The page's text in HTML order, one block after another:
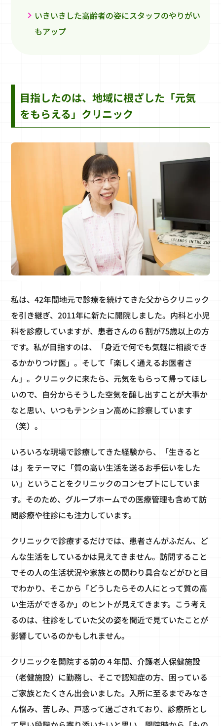
いきいきした高齢者の姿にスタッフのやりがい
もアップ
目指したのは、地域に根ざした「元気
をもらえる」クリニック
私は、42年間地元で診療を続けてきた父からクリニック
を引き継ぎ、2011年に新たに開院しました。内科と小児
科を診療していますが、患者さんの６割が75歳以上の方
です。私が目指すのは、「身近で何でも気軽に相談でき
るかかりつけ医」。そして「楽しく通えるお医者さ
ん」。クリニックに来たら、元気をもらって帰ってほし
いので、自分からそうした空気を醸し出すことが大事か
なと思い、いつもテンション高めに診察しています
（笑）。
いろいろな現場で診療してきた経験から、「生きると
は」をテーマに「質の高い生活を送るお手伝いをした
い」ということをクリニックのコンセプトにしていま
す。そのため、グループホームでの医療管理も含めて訪
問診療や往診にも注力しています。
クリニックで診療するだけでは、患者さんがふだん、ど
んな生活をしているかは見えてきません。訪問すること
でその人の生活状況や家族との関わり具合などがひと目
でわかり、そこから「どうしたらその人にとって質の高
い生活ができるか」のヒントが見えてきます。こう考え
るのは、往診をしていた父の姿を間近で見ていたことが
影響しているのかもしれません。
クリニックを開院する前の４年間、介護老人保健施設
（老健施設）に勤務し、そこで認知症の方、困っている
ご家族とたくさん出会いました。入所に至るまでみなさ
ん悩み、苦しみ、戸惑って過ごされており、診療所とし